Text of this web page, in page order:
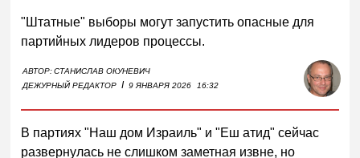
"Штатные" выборы могут запустить опасные для
партийных лидеров процессы.
АВТОР:СТАНИСЛАВ ОКУНЕВИЧ
ДЕЖУРНЫЙ РЕДАКТОР I 9 ЯНВАРЯ 2026 16:32
В партиях "Наш дом Израиль" и "Еш атид" сейчас
развернулась не слишком заметная извне, но